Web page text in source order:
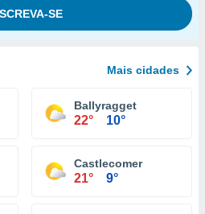
Mais cidades
Ballyragget
22° 10°
Castlecomer
21° 9°